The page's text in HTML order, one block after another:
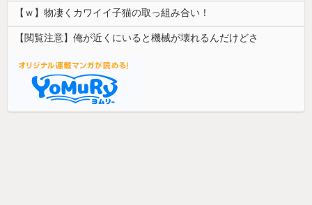
【ｗ】物凄くカワイイ子猫の取っ組み合い！
【閲覧注意】俺が近くにいると機械が壊れるんだけどさ